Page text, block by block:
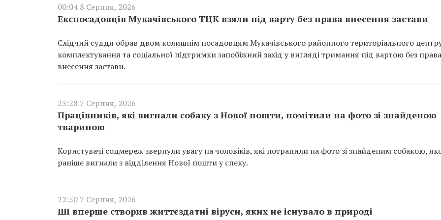
00:04 8 Серпня, 2026
Експосадовців Мукачівського ТЦК взяли під варту без права внесення застави
Слідчий суддя обрав двом колишнім посадовцям Мукачівського районного територіального
комплектування та соціальної підтримки запобіжний захід у вигляді тримання під вартою без права
внесення застави.
23:28 7 Серпня, 2026
Працівників, які вигнали собаку з Нової пошти, помітили на фото зі знайденою
твариною
Користувачі соцмереж звернули увагу на чоловіків, які потрапили на фото зі знайденим собакою,
раніше вигнали з відділення Нової пошти у спеку.
22:50 7 Серпня, 2026
ШІ вперше створив життєздатні віруси, яких не існувало в природі